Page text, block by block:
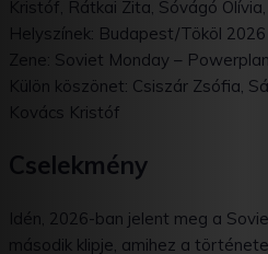
Kristóf, Rátkai Zita, Sóvágó
Helyszínek: Budapest/Tököl 2026
Zene: Soviet Monday –
Külön köszönet: Csiszár Zsófia,
Kovács Kristóf
Cselekmény
Idén, 2026-ban jelent meg a
második klipje, amihez a